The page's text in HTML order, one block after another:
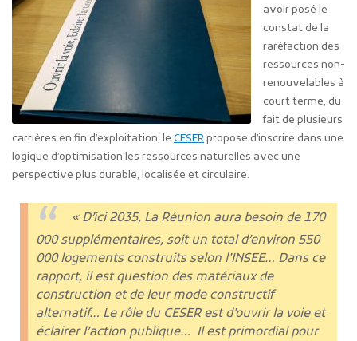
avoir posé le
constat de la
raréfaction des
ressources non-
renouvelables à
court terme, du
fait de plusieurs
carrières en fin d’exploitation, le CESERpropose d’inscrire dans une
logique d’optimisation les ressources naturelles avec une
perspective plus durable, localisée et circulaire.
« D’ici 2035, La Réunion aura besoin de 170
000 supplémentaires, soit un total d’environ 550
000 logements construits selon l’INSEE… Dans ce
rapport, il est question des matériaux de
construction et de leur mode constructif
alternatif… Le rôle du CESER est d’ouvrir la voie et
éclairer l’action publique… Il est primordial pour